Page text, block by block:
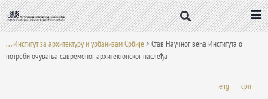
Пређи
на
садржај
. . . Институт за архитектуру и урбанизам Србије>Став Научног већа Института о
потреби очувања савременог архитектонског наслеђа
eng срп